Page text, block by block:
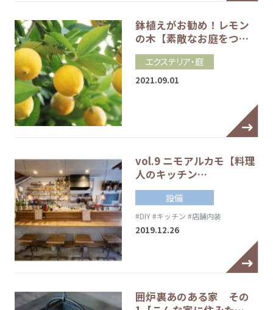
鉢植えがお勧め！レモン
の木【素敵なお庭をつ…
エクステリア・庭
2021.09.01
vol.9 ニモアルカモ【料理
人のキッチン…
設備
#DIY#キッチン #店舗内装
2019.12.26
囲炉裏あのある家 その